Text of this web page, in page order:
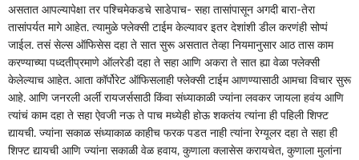
असतात आपल्यापेक्षा तर पश्‍चिमेकडचे साडेपाच- सहा तासांपासून अगदी बारा-तेरा
तासांपर्यत मागे आहेत. त्यामुळे फ्लेक्सी टाईम केल्यावर इतर देशांशी डील करणंही सोप्पं
जाईल. तसं सेल्स ऑफिसेस दहा ते सात सुरू असतात तेव्हा नियमानुसार आठ तास काम
करण्याच्या पध्दतीप्रमाणे ऑलरेडी दहा ते सहा आणि अकरा ते सात ह्या वेळा फ्लेक्सी
केलेल्याच आहेत. आता कॉर्पोरेट ऑफिसलाही फ्लेक्सी टाईम आणण्यासाठी आमचा विचार सुरू
आहे. आणि जनरली अर्ली रायजर्ससाठी किंवा संध्याकाळी ज्यांना लवकर जायला हवंय आणि
त्यांचं काम दहा ते सहा ऐवजी नऊ ते पाच मध्येही होऊ शकतंय त्यांना ही पहिली शिफ्ट
द्यायची. ज्यांना सकाळ संध्याकाळ काहीच फरक पडत नाही त्यांना रेग्यूलर दहा ते सहा ही
शिफ्ट द्यायची आणि ज्यांना सकाळी वेळ हवाय, कुणाला क्लासेस करायचेत, कुणाला मुलांना